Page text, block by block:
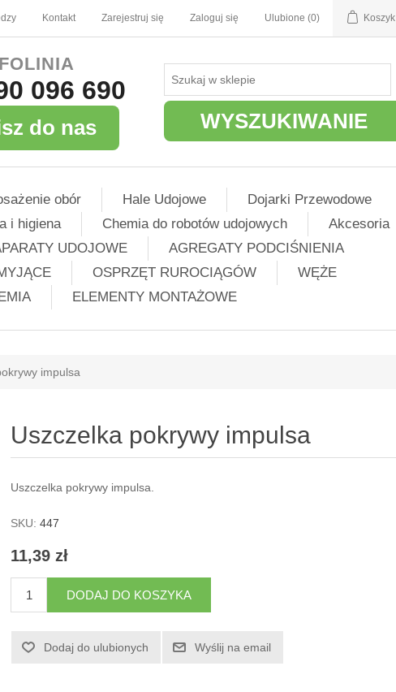
Kontakt Zarejestruj się Zaloguj się Ulubione (0) Koszyk
096 690
do nas WYSZUKIWANIE
obór Hale Udojowe
Dojarki Przewodowe
i higiena Chemia do robotów udojowych
Akcesoria
UDOJOWE
AGREGATY PODCIŚNIENIA
OSPRZĘT RUROCIĄGÓW
WĘŻE
ELEMENTY MONTAŻOWE
impulsa
Uszczelka pokrywy impulsa
Uszczelka pokrywy impulsa.
SKU: 447
11,39 zł
DODAJ DO KOSZYKA
Dodaj do ulubionych Wyślij na email